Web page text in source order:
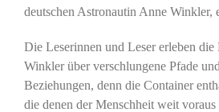
deutschen Astronautin Anne Winkler,
Die Leserinnen und Leser erleben
Winkler über verschlungene Pfade
Beziehungen, denn die Container
die denen der Menschheit weit